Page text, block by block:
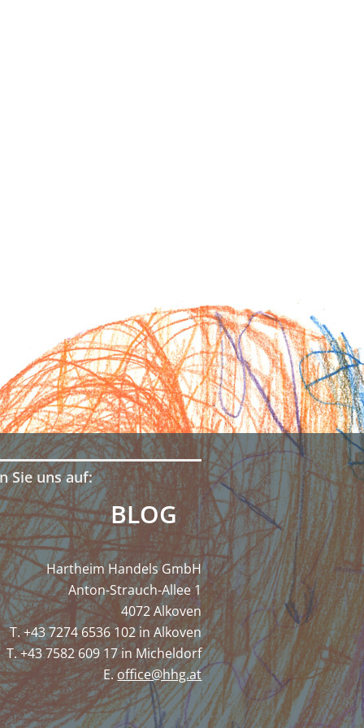
Sie uns auf:
BLOG
Hartheim Handels GmbH
Anton-Strauch-Allee 1
4072 Alkoven
T. +43 7274 6536 102 in Alkoven
T. +43 7582 609 17 in Micheldorf
E.office@hhg.at